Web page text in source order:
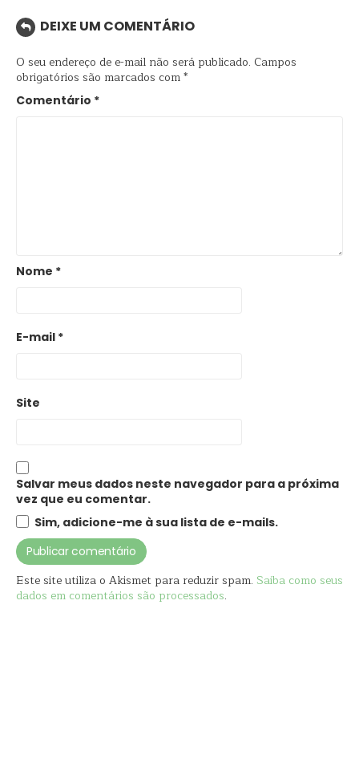
DEIXE UM COMENTÁRIO
O seu endereço de e-mail não será publicado. Campos
obrigatórios são marcados com*
Comentário *
Nome *
E-mail *
Site
Salvar meus dados neste navegador para a próxima
vez que eu comentar.
Sim, adicione-me à sua lista de e-mails.
Este site utiliza o Akismet para reduzir spam. Saiba como seus
dados em comentários são processados.